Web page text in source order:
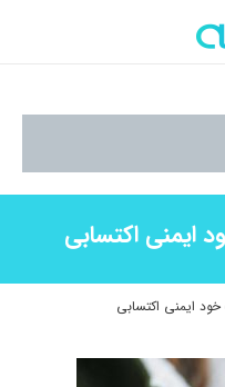
ایمنی اکتسابی
ایمنی اکتسابی